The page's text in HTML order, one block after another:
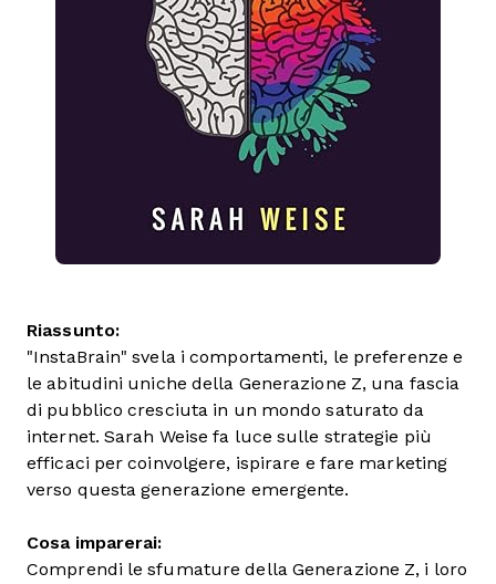
Riassunto:
"InstaBrain" svela i comportamenti, le preferenze e
le abitudini uniche della Generazione Z, una fascia
di pubblico cresciuta in un mondo saturato da
internet. Sarah Weise fa luce sulle strategie più
efficaci per coinvolgere, ispirare e fare marketing
verso questa generazione emergente.
Cosa imparerai:
Comprendi le sfumature della Generazione Z, i loro